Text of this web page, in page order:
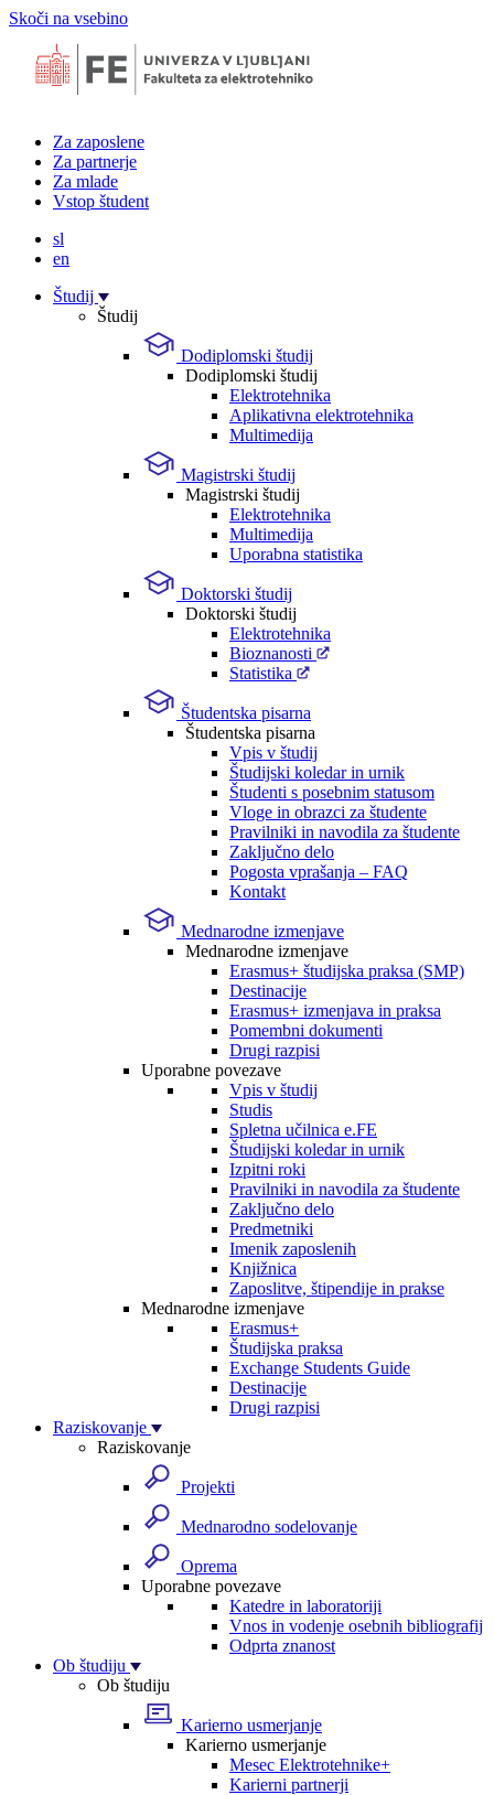
Skoči na vsebino
Za zaposlene
Za partnerje
Za mlade
Vstop študent
sl
en
Študij
Študij
Dodiplomski študij
Dodiplomski študij
Elektrotehnika
Aplikativna elektrotehnika
Multimedija
Magistrski študij
Magistrski študij
Elektrotehnika
Multimedija
Uporabna statistika
Doktorski študij
Doktorski študij
Elektrotehnika
Bioznanosti
Statistika
Študentska pisarna
Študentska pisarna
Vpis v študij
Študijski koledar in urnik
Študenti s posebnim statusom
Vloge in obrazci za študente
Pravilniki in navodila za študente
Zaključno delo
Pogosta vprašanja – FAQ
Kontakt
Mednarodne izmenjave
Mednarodne izmenjave
Erasmus+ študijska praksa (SMP)
Destinacije
Erasmus+ izmenjava in praksa
Pomembni dokumenti
Drugi razpisi
Uporabne povezave
Vpis v študij
Studis
Spletna učilnica e.FE
Študijski koledar in urnik
Izpitni roki
Pravilniki in navodila za študente
Zaključno delo
Predmetniki
Imenik zaposlenih
Knjižnica
Zaposlitve, štipendije in prakse
Mednarodne izmenjave
Erasmus+
Študijska praksa
Exchange Students Guide
Destinacije
Drugi razpisi
Raziskovanje
Raziskovanje
Projekti
Mednarodno sodelovanje
Oprema
Uporabne povezave
Katedre in laboratoriji
Vnos in vodenje osebnih bibliografij
Odprta znanost
Ob študiju
Ob študiju
Karierno usmerjanje
Karierno usmerjanje
Mesec Elektrotehnike+
Karierni partnerji